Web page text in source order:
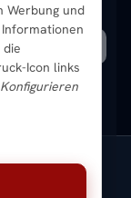
Werbung und
die
Icon links
Konfigurieren
VERSAND MIT